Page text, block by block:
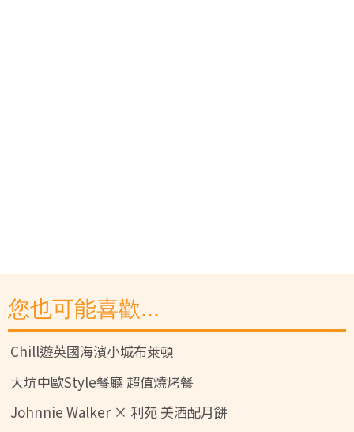
您也可能喜歡...
Chill遊英國海濱小城布萊頓
大坑中歐Style餐廳 超值燒烤餐
Johnnie Walker × 利苑 美酒配月餅